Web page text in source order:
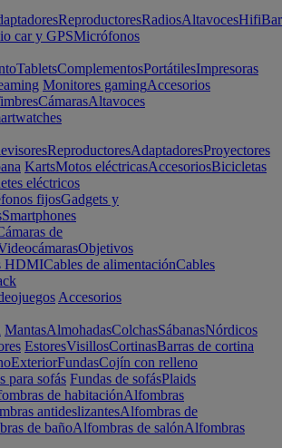
ReproductoresRadiosAltavocesHifi
car y GPSMicrófonos
TabletsComplementosPortátilesImpresoras
Monitores gamingAccesorios
CámarasAltavoces
ReproductoresAdaptadoresProyectores
KartsMotos eléctricasAccesoriosBicicletas
eléctricos
fijosGadgets y
Smartphones
de
Objetivos
HDMICables de alimentaciónCables
Accesorios
MantasAlmohadasColchasSábanasNórdicos
EstoresVisillosCortinasBarras de cortina
ExteriorFundasCojín con relleno
para sofás Fundas de sofásPlaids
de habitaciónAlfombras
antideslizantesAlfombras de
de bañoAlfombras de salónAlfombras